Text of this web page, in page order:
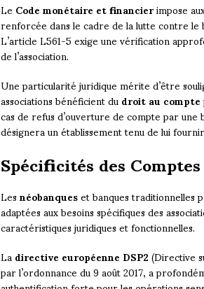
LeCode monétaire et financierimpose
renforcée dans le cadre de la lutte contre
L’article L561-5 exige une vérification
de l’association.
Une particularité juridique mérite d’être
associations bénéficient dudroit au compte
cas de refus d’ouverture de compte par une
désignera un établissement tenu de lui
Spécificités des
Lesnéobanqueset banques traditionnelles
adaptées aux besoins spécifiques des
caractéristiques juridiques et fonctionnelles.
Ladirective européenne DSP2(Directive
par l’ordonnance du 9 août 2017, a